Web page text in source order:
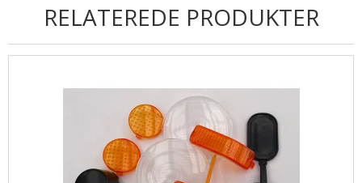
RELATEREDE PRODUKTER